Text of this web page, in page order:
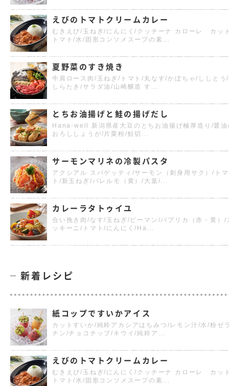
えびのトマトクリームカレー
むきえび/玉ねぎ/にんにく/クッチーナ カローレ カッ
トマト/水/固形コンソメスープの素...
夏野菜のすき焼き
牛肩ロース肉/玉ねぎ/トマト/丸なす/かぼちゃ/ししとう/
しらたき/サラダ油/山崎醸造 す...
とちお油揚げと鮭の揚げだし
Hana-well 新潟県産大豆のとちお油揚げ極厚造り/醤
おろししょうが/片栗粉/鮭切...
サーモンマリネの冷製パスタ
アクシアル スパゲッティ/サーモン（刺身用サク）/トマ
ト/新玉ねぎ/パレルモ（黄）/大葉/...
カレーラタトゥイユ
合い挽き肉/なす/玉ねぎ/ピーマン/パプリカ（赤・黄）/
ッキーニ/トマト/にんにく/Ha...
新着レシピ
紙コップですいかアイス
カットすいか/純粋アカシアはちみつ/レモン汁/水/粉ゼ
チン/チョコチップ/キウイ/純粋ア...
えびのトマトクリームカレー
むきえび/玉ねぎ/にんにく/クッチーナ カローレ カッ
トマト/水/固形コンソメスープの素...